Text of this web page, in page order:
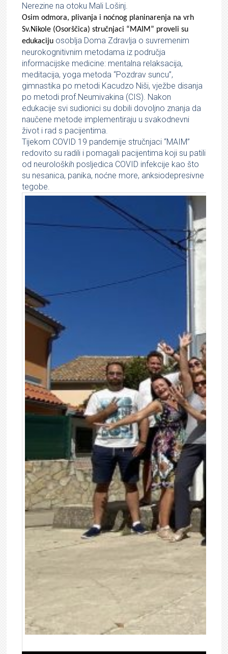
Nerezine na otoku Mali Lošinj.
Osim odmora, plivanja i noćnog planinarenja na vrh
Sv.Nikole (Osorščica) stručnjaci “MAIM” proveli su
edukaciju osoblja Doma Zdravlja o suvremenim
neurokognitivnim metodama iz područja
informacijske medicine: mentalna relaksacija,
meditacija, yoga metoda “Pozdrav suncu”,
gimnastika po metodi Kacudzo Niši, vježbe disanja
po metodi prof.Neumivakina (CIS). Nakon
edukacije svi sudionici su dobili dovoljno znanja da
naučene metode implementiraju u svakodnevni
život i rad s pacijentima.
Tijekom COVID 19 pandemije stručnjaci “MAIM”
redovito su radili i pomagali pacijentima koji su patili
od neuroloških posljedica COVID infekcije kao što
su nesanica, panika, noćne more, anksiodepresivne
tegobe.